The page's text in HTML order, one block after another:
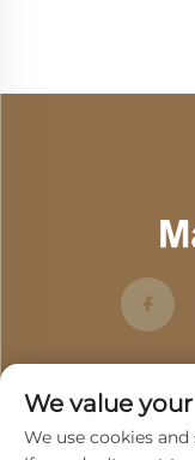
We value
We use cookies